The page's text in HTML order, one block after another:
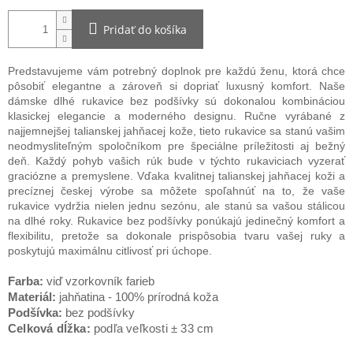
Pridať do košíka
Predstavujeme vám potrebný doplnok pre každú ženu, ktorá chce
pôsobiť elegantne a zároveň si dopriať luxusný komfort. Naše
dámske dlhé rukavice bez podšívky sú dokonalou kombináciou
klasickej elegancie a moderného designu. Ručne vyrábané z
najjemnejšej talianskej jahňacej kože, tieto rukavice sa stanú vašim
neodmysliteľným spoločníkom pre špeciálne príležitosti aj bežný
deň. Každý pohyb vašich rúk bude v týchto rukaviciach vyzerať
graciózne a premyslene. Vďaka kvalitnej talianskej jahňacej koži a
precíznej českej výrobe sa môžete spoľahnúť na to, že vaše
rukavice vydržia nielen jednu sezónu, ale stanú sa vašou stálicou
na dlhé roky. Rukavice bez podšívky ponúkajú jedinečný komfort a
flexibilitu, pretože sa dokonale prispôsobia tvaru vašej ruky a
poskytujú maximálnu citlivosť pri úchope.
Farba: viď vzorkovník farieb
Materiál: jahňatina - 100% prírodná koža
Podšívka: bez podšívky
Celková dĺžka: podľa veľkosti ± 33 cm